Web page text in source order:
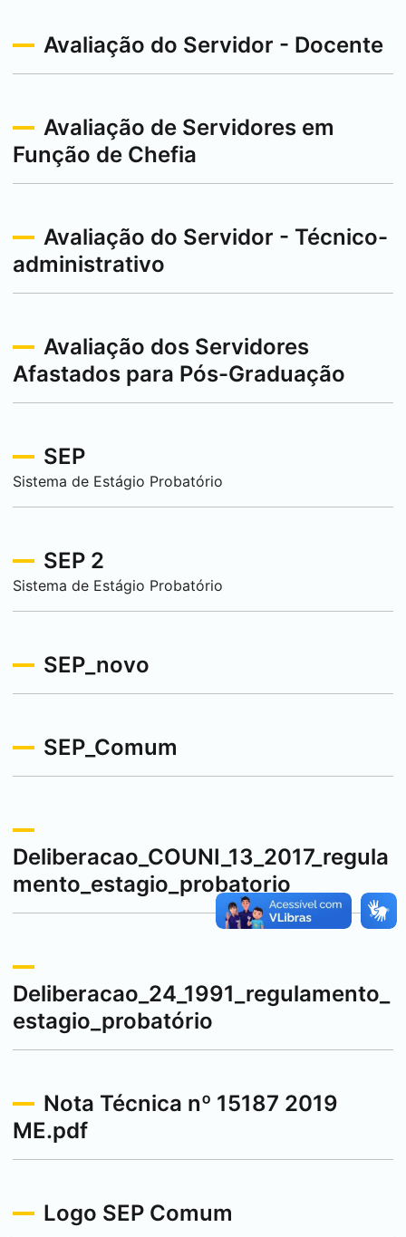
Avaliação do Servidor - Docente
Avaliação de Servidores em
Função de Chefia
Avaliação do Servidor - Técnico-
administrativo
Avaliação dos Servidores
Afastados para Pós-Graduação
SEP
Sistema de Estágio Probatório
SEP 2
Sistema de Estágio Probatório
SEP_novo
SEP_Comum
Deliberacao_COUNI_13_2017_regula
mento_estagio_probatorio
Deliberacao_24_1991_regulamento_
estagio_probatório
Nota Técnica nº 15187 2019
ME.pdf
Logo SEP Comum